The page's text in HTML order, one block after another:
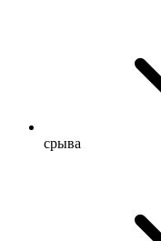
срыва